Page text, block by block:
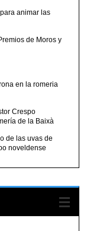
animar las
de Moros y
en la romeria
Crespo
de la Baixà
de las uvas de
noveldense